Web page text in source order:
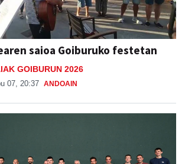
saioa Goiburuko festetan
GOIBURUN 2026
07, 20:37 ANDOAIN